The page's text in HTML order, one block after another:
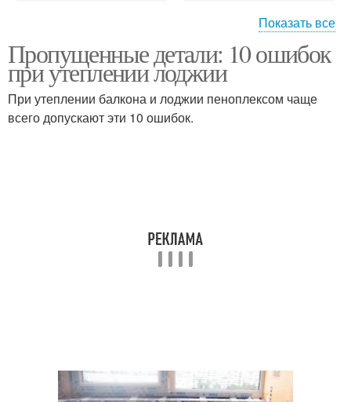
утеплении
Лоджии в ущерб
Показать все
Пропущенные детали: 10 ошибок
при утеплении лоджии
При утеплении балкона и лоджии пеноплексом чаще
всего допускают эти 10 ошибок.